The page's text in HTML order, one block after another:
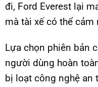
đi, Ford Everest lại
mà tài xế có thể cảm
Lựa chọn phiên bản
người dùng hoàn
bị loạt công nghệ an